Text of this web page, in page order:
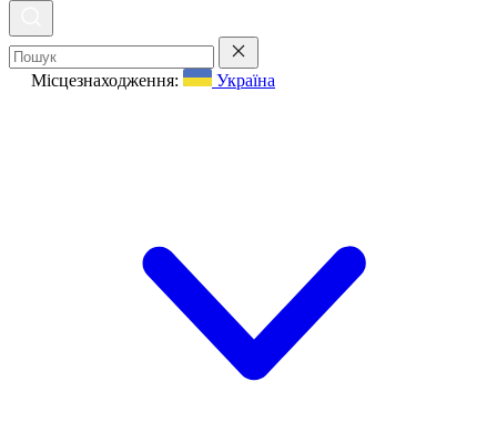
Місцезнаходження: Україна